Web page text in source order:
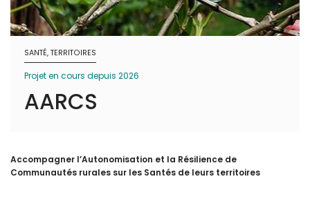
SANTÉ, TERRITOIRES
Projet en cours depuis 2026
AARCS
Accompagner l’Autonomisation et la Résilience de
Communautés rurales sur les Santés de leurs territoires